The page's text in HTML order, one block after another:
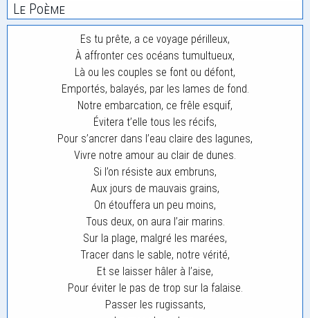
Le Poème
Es tu prête, a ce voyage périlleux,
À affronter ces océans tumultueux,
Là ou les couples se font ou défont,
Emportés, balayés, par les lames de fond.
Notre embarcation, ce frêle esquif,
Évitera t’elle tous les récifs,
Pour s’ancrer dans l’eau claire des lagunes,
Vivre notre amour au clair de dunes.
Si l’on résiste aux embruns,
Aux jours de mauvais grains,
On étouffera un peu moins,
Tous deux, on aura l’air marins.
Sur la plage, malgré les marées,
Tracer dans le sable, notre vérité,
Et se laisser hâler à l’aise,
Pour éviter le pas de trop sur la falaise.
Passer les rugissants,